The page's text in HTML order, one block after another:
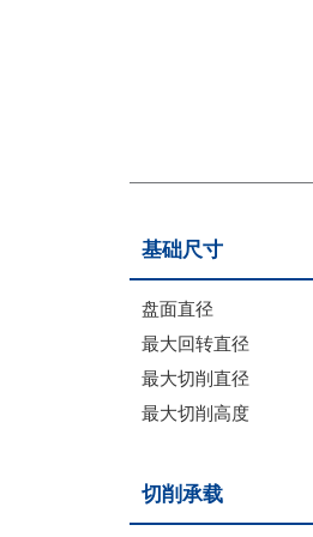
基础尺寸
盘面直径
最大回转直径
最大切削直径
最大切削高度
切削承载